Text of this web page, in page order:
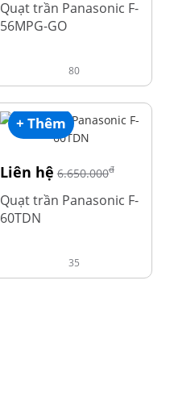
Quạt trần Panasonic F-
56MPG-GO
80
+ Thêm
Liên hệ 6.650.000đ
Quạt trần Panasonic F-
60TDN
35